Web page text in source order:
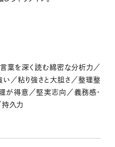
葉を深く読む綿密な分析力／
い／粘り強さと大胆さ／整理整
が得意／堅実志向／義務感・
久力